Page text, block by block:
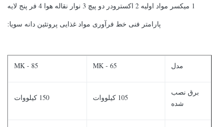
1 میکسر مواد اولیه 2 اکسترودر دو پیچ 3 نوار نقاله هوا 4 فر پنج لایه
پارامتر فنی خط فرآوری مواد غذایی پروتئین دانه سویا:
مدل MK - 65
MK - 85
برق نصب
شده
105 کیلووات 150 کیلووات